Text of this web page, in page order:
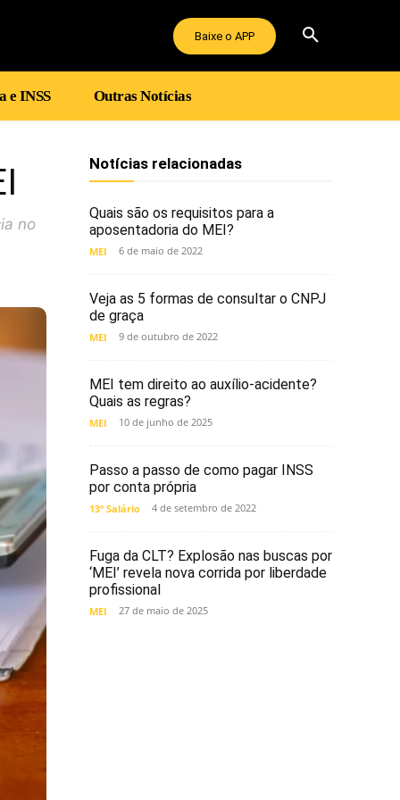
Baixe o APP
e INSS Outras Notícias
no
Notícias relacionadas
Quais são os requisitos para a
aposentadoria do MEI?
MEI 6 de maio de 2022
Veja as 5 formas de consultar o CNPJ
de graça
MEI 9 de outubro de 2022
MEI tem direito ao auxílio-acidente?
Quais as regras?
MEI 10 de junho de 2025
Passo a passo de como pagar INSS
por conta própria
13º Salário 4 de setembro de 2022
Fuga da CLT? Explosão nas buscas por
‘MEI’ revela nova corrida por liberdade
profissional
MEI 27 de maio de 2025